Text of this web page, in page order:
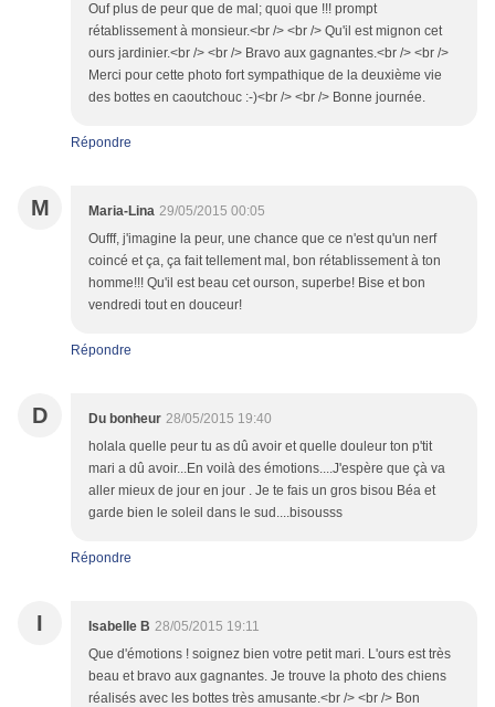
Ouf plus de peur que de mal; quoi que !!! prompt
rétablissement à monsieur.<br /> <br /> Qu'il est mignon cet
ours jardinier.<br /> <br /> Bravo aux gagnantes.<br /> <br />
Merci pour cette photo fort sympathique de la deuxième vie
des bottes en caoutchouc :-)<br /> <br /> Bonne journée.
Répondre
M Maria-Lina 29/05/2015 00:05
Oufff, j'imagine la peur, une chance que ce n'est qu'un nerf
coincé et ça, ça fait tellement mal, bon rétablissement à ton
homme!!! Qu'il est beau cet ourson, superbe! Bise et bon
vendredi tout en douceur!
Répondre
D Du bonheur 28/05/2015 19:40
holala quelle peur tu as dû avoir et quelle douleur ton p'tit
mari a dû avoir...En voilà des émotions....J'espère que çà va
aller mieux de jour en jour . Je te fais un gros bisou Béa et
garde bien le soleil dans le sud....bisousss
Répondre
I Isabelle B 28/05/2015 19:11
Que d'émotions ! soignez bien votre petit mari. L'ours est très
beau et bravo aux gagnantes. Je trouve la photo des chiens
réalisés avec les bottes très amusante.<br /> <br /> Bon